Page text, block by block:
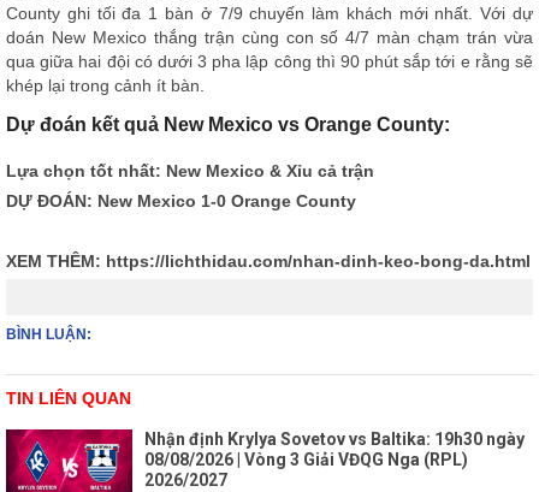
County ghi tối đa 1 bàn ở 7/9 chuyến làm khách mới nhất. Với dự
doán New Mexico thắng trận cùng con số 4/7 màn chạm trán vừa
qua giữa hai đội có dưới 3 pha lập công thì 90 phút sắp tới e rằng sẽ
khép lại trong cảnh ít bàn.
Dự đoán kết quả New Mexico vs Orange County:
Lựa chọn tốt nhất: New Mexico & Xỉu cả trận
DỰ ĐOÁN: New Mexico 1-0 Orange County
XEM THÊM: https://lichthidau.com/nhan-dinh-keo-bong-da.html
BÌNH LUẬN:
TIN LIÊN QUAN
Nhận định Krylya Sovetov vs Baltika: 19h30 ngày
08/08/2026 | Vòng 3 Giải VĐQG Nga (RPL)
2026/2027